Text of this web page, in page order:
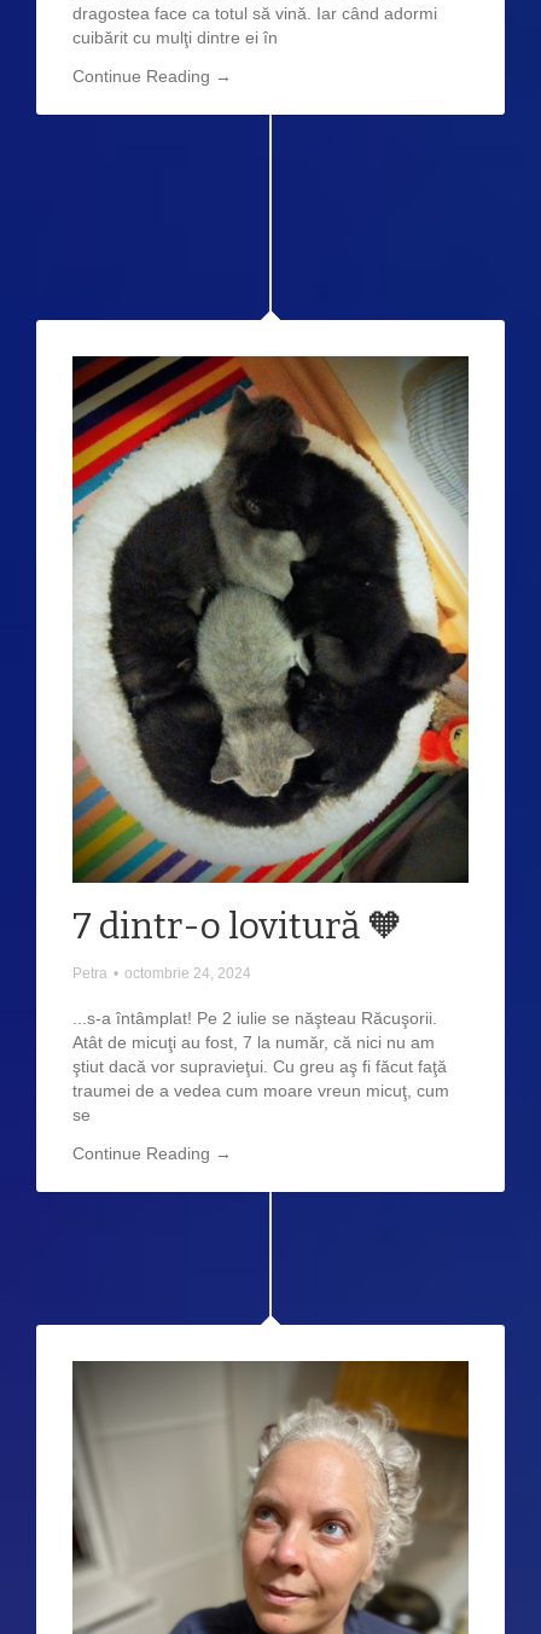
dragostea face ca totul să vină. Iar când adormi
cuibărit cu mulţi dintre ei în
Continue Reading →
7 dintr-o lovitură 🧡
Petra • octombrie 24, 2024
...s-a întâmplat! Pe 2 iulie se năşteau Răcuşorii.
Atât de micuţi au fost, 7 la număr, că nici nu am
ştiut dacă vor supravieţui. Cu greu aş fi făcut faţă
traumei de a vedea cum moare vreun micuţ, cum
se
Continue Reading →